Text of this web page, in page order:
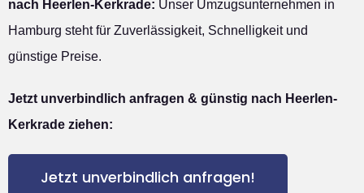
nach Heerlen-Kerkrade: Unser Umzugsunternehmen in
Hamburg steht für Zuverlässigkeit, Schnelligkeit und
günstige Preise.
Jetzt unverbindlich anfragen & günstig nach Heerlen-
Kerkrade ziehen:
Jetzt unverbindlich anfragen!